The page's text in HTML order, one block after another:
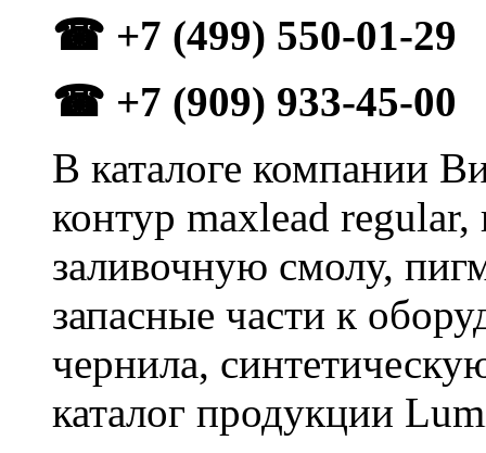
☎ +7 (499) 550-01-29
☎ +7 (909) 933-45-00
В каталоге компании
контур maxlead
заливочную смолу,
запасные части к
чернила,
каталог продукции